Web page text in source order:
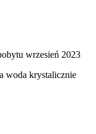
wrzesień 2023
woda krystalicznie